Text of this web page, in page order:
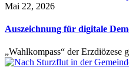
Mai 22, 2026
Auszeichnung für digitale
„Wahlkompass“ der